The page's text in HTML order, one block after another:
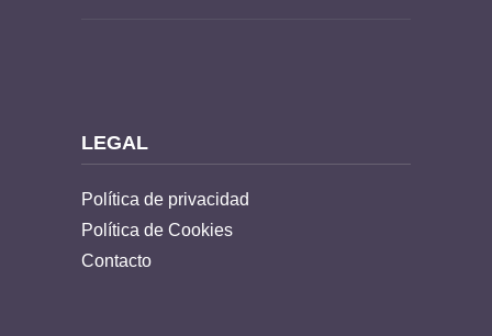
LEGAL
Política de privacidad
Política de Cookies
Contacto